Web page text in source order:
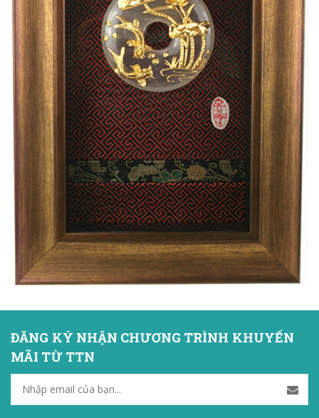
ĐĂNG KÝ NHẬN CHƯƠNG TRÌNH KHUYẾN
MÃI TỪ TTN